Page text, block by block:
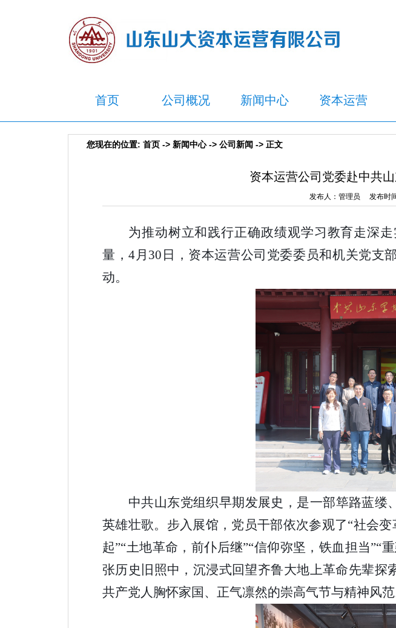
首页 公司概况 新闻中心 资本运营
您现在的位置: 首页 -> 新闻中心-> 公司新闻 -> 正文
资本运营公司党委赴中共
发布人：管理员 发布时
为推动树立和践行正确政绩观学习教育走深
量，4月30日，资本运营公司党委委员和机关党支
动。
中共山东党组织早期发展史，是一部筚路蓝
英雄壮歌。步入展馆，党员干部依次参观了“社会
起”“土地革命，前仆后继”“信仰弥坚，铁血担当”“
张历史旧照中，沉浸式回望齐鲁大地上革命先辈
共产党人胸怀家国、正气凛然的崇高气节与精神风范